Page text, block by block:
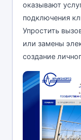
оказывают
подключения
Упростить
или замены
создание